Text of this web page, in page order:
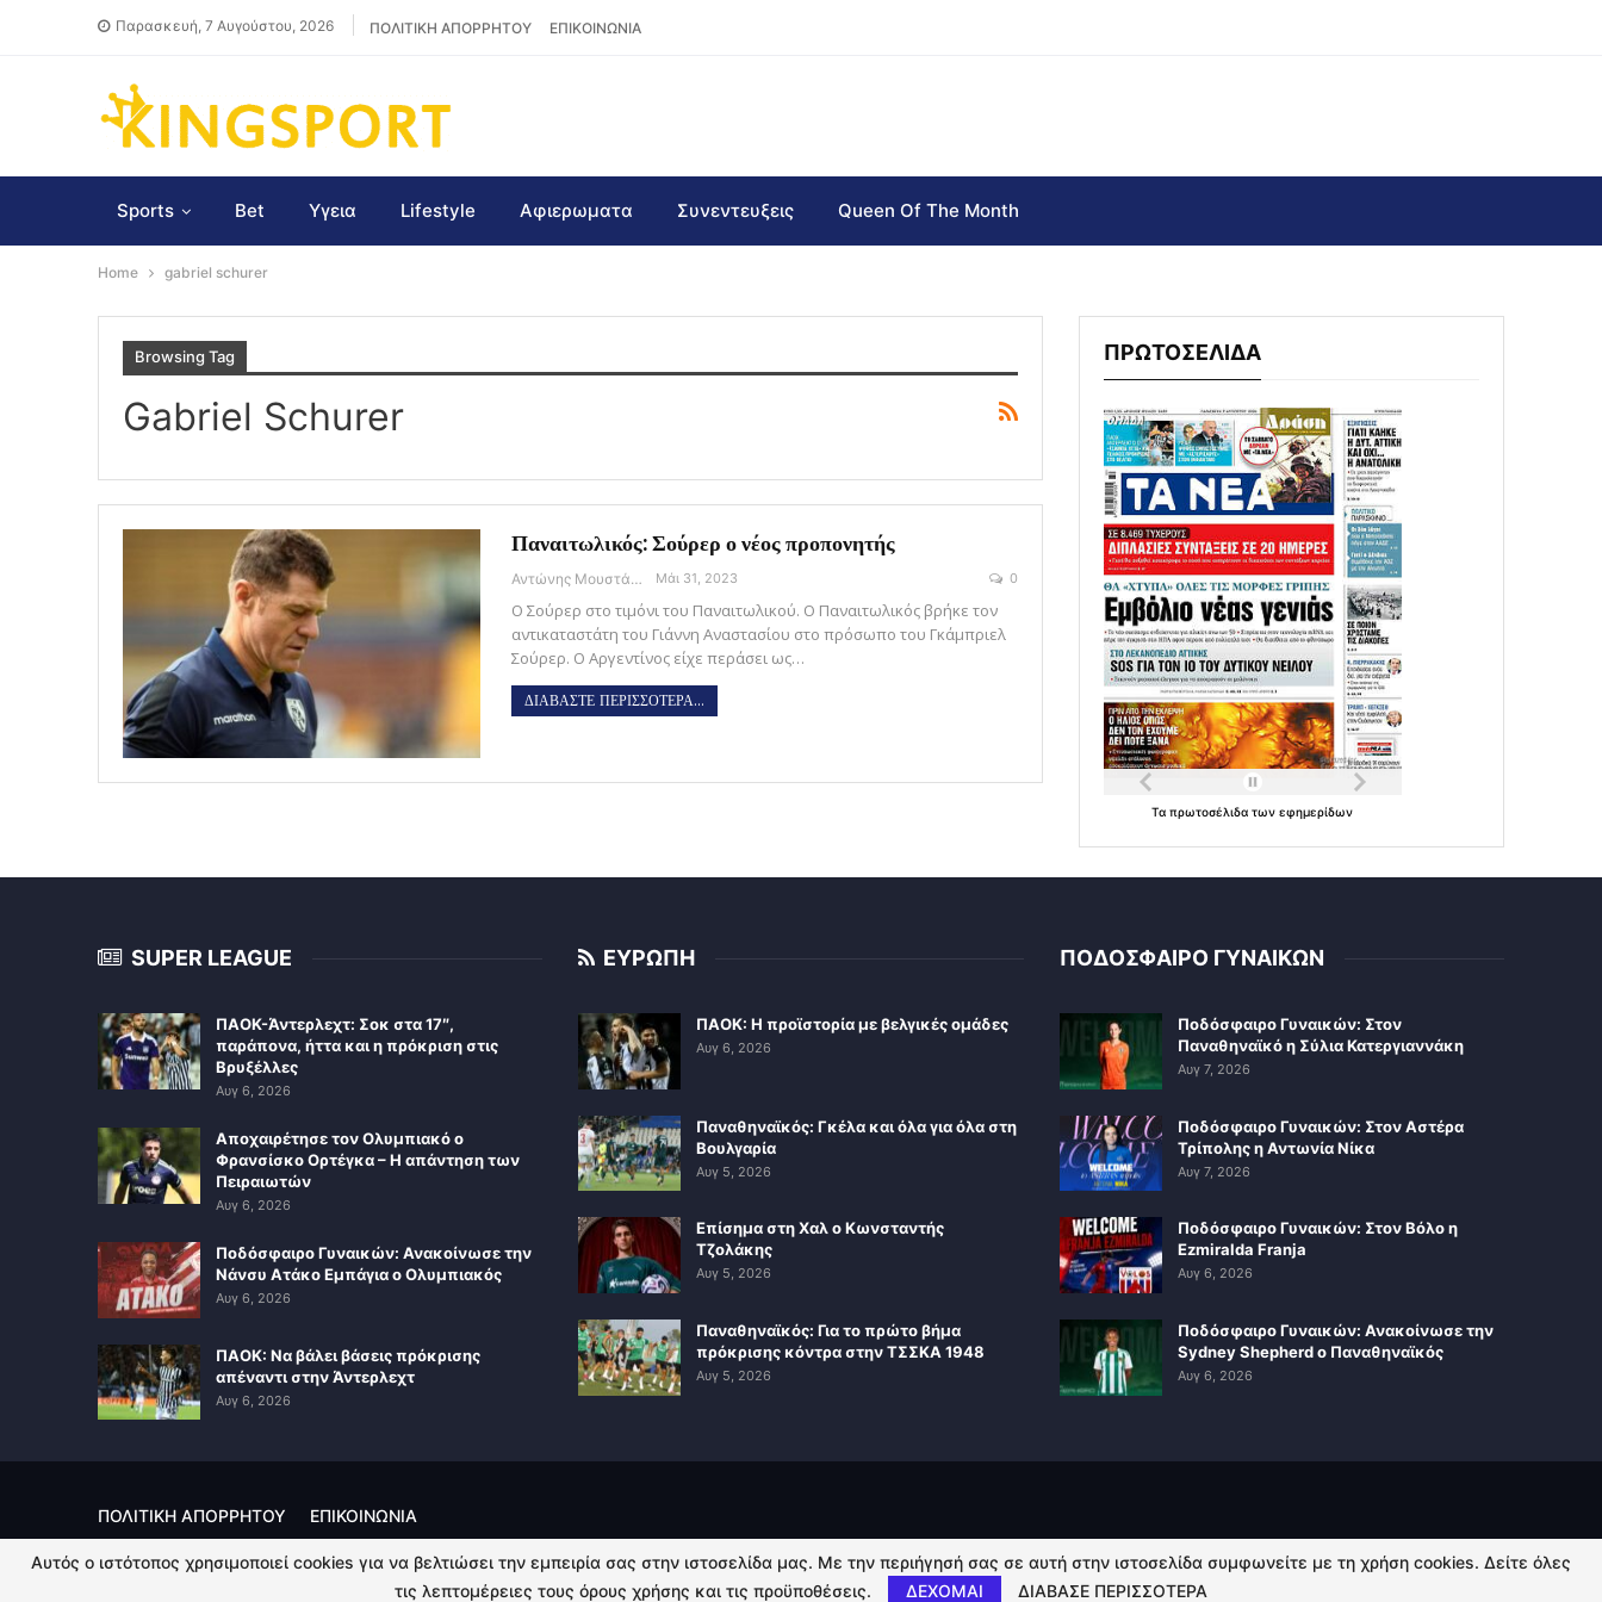
Παρασκευή, 7 Αυγούστου, 2026 ΠΟΛΙΤΙΚΗ ΑΠΟΡΡΗΤΟΥ ΕΠΙΚΟΙΝΩΝΙΑ
Sports Bet Υγεια Lifestyle Αφιερωματα Συνεντευξεις Queen Of The Month
Home gabriel schurer
Browsing Tag
Gabriel Schurer
Παναιτωλικός: Σούρερ ο νέος προπονητής
Αντώνης Μουστάκας Μάι 31, 2023 0
Ο Σούρερ στο τιμόνι του Παναιτωλικού. Ο Παναιτωλικός βρήκε τον
αντικαταστάτη του Γιάννη Αναστασίου στο πρόσωπο του Γκάμπριελ
Σούρερ. Ο Αργεντίνος είχε περάσει ως…
ΔΙΑΒΑΣΤΕ ΠΕΡΙΣΣΟΤΕΡΑ...
ΠΡΩΤΟΣΕΛΙΔΑ
Ταπρωτοσέλιδατωνεφημερίδων
SUPER LEAGUE
ΠΑΟΚ-Άντερλεχτ: Σοκ στα 17″,
παράπονα, ήττα και η πρόκριση στις
Βρυξέλλες
Αυγ 6, 2026
Αποχαιρέτησε τον Ολυμπιακό ο
Φρανσίσκο Ορτέγκα – Η απάντηση των
Πειραιωτών
Αυγ 6, 2026
Ποδόσφαιρο Γυναικών: Ανακοίνωσε την
Νάνσυ Ατάκο Εμπάγια ο Ολυμπιακός
Αυγ 6, 2026
ΠΑΟΚ: Να βάλει βάσεις πρόκρισης
απέναντι στην Άντερλεχτ
Αυγ 6, 2026
ΕΥΡΩΠΗ
ΠΑΟΚ: Η προϊστορία με βελγικές ομάδες
Αυγ 6, 2026
Παναθηναϊκός: Γκέλα και όλα για όλα στη
Βουλγαρία
Αυγ 5, 2026
Επίσημα στη Χαλ ο Κωνσταντής
Τζολάκης
Αυγ 5, 2026
Παναθηναϊκός: Για το πρώτο βήμα
πρόκρισης κόντρα στην ΤΣΣΚΑ 1948
Αυγ 5, 2026
ΠΟΔΟΣΦΑΙΡΟ ΓΥΝΑΙΚΩΝ
Ποδόσφαιρο Γυναικών: Στον
Παναθηναϊκό η Σύλια Κατεργιαννάκη
Αυγ 7, 2026
Ποδόσφαιρο Γυναικών: Στον Αστέρα
Τρίπολης η Αντωνία Νίκα
Αυγ 7, 2026
Ποδόσφαιρο Γυναικών: Στον Βόλο η
Ezmiralda Franja
Αυγ 6, 2026
Ποδόσφαιρο Γυναικών: Ανακοίνωσε την
Sydney Shepherd ο Παναθηναϊκός
Αυγ 6, 2026
ΠΟΛΙΤΙΚΗ ΑΠΟΡΡΗΤΟΥ ΕΠΙΚΟΙΝΩΝΙΑ
© 2026 - Kingsport.gr. All Rights Reserved.
Αυτός ο ιστότοπος χρησιμοποιεί cookies για να βελτιώσει την εμπειρία σας στην ιστοσελίδα μας. Με την περιήγησή σας σε αυτή στην ιστοσελίδα συμφωνείτε με τη χρήση cookies. Δείτε όλες
τις λεπτομέρειες τους όρους χρήσης και τις προϋποθέσεις.
ΔΕΧΟΜΑΙ ΔΙΑΒΑΣΕ ΠΕΡΙΣΣΟΤΕΡΑ